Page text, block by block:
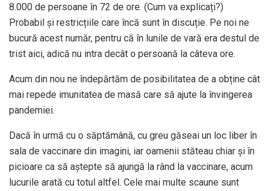
8.000 de persoane în 72 de ore. (Cum va explicați?)
Probabil și restricțiile care încă sunt în discuție. Pe noi ne
bucură acest număr, pentru că în lunile de vară era destul de
trist aici, adică nu intra decât o persoană la câteva ore.
Acum din nou ne îndepărtăm de posibilitatea de a obține cât
mai repede imunitatea de masă care să ajute la învingerea
pandemiei.
Dacă în urmă cu o săptămână, cu greu găseai un loc liber în
sala de vaccinare din imagini, iar oamenii stăteau chiar și în
picioare ca să aștepte să ajungă la rând la vaccinare, acum
lucurile arată cu totul altfel. Cele mai multe scaune sunt